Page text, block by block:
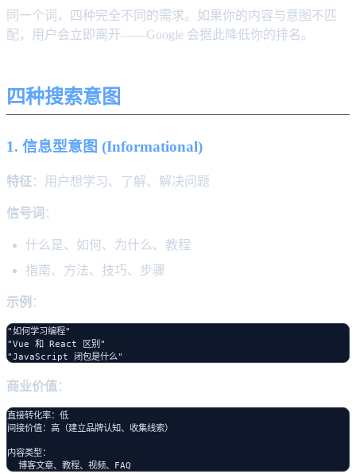
同一个词，四种完全不同的需求。如果你的内容与意图不匹
配，用户会立即离开——Google 会据此降低你的排名。
四种搜索意图
1. 信息型意图 (Informational)
特征：用户想学习、了解、解决问题
信号词 ：
什么是、如何、为什么、教程
指南、方法、技巧、步骤
示例 ：
"如何学习编程"
"Vue 和 React 区别"
商业价值：
直接转化率：低
间接价值：高（建立品牌认知、收集线索）
内容类型：